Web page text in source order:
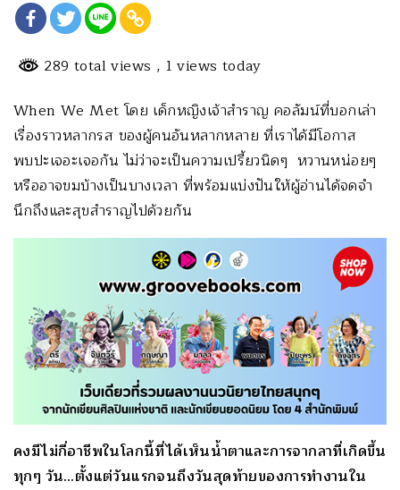
289 total views , 1 views today
When We Met โดย เด็กหญิงเจ้าสำราญ คอลัมน์ที่บอกเล่า
เรื่องราวหลากรส ของผู้คนอันหลากหลาย ที่เราได้มีโอกาส
พบปะเจอะเจอกัน ไม่ว่าจะเป็นความเปรี้ยวนิดๆ หวานหน่อยๆ
หรืออาจขมบ้างเป็นบางเวลา ที่พร้อมแบ่งปันให้ผู้อ่านได้จดจำ
นึกถึงและสุขสำราญไปด้วยกัน
คงมีไม่กี่อาชีพในโลกนี้ที่ได้เห็นน้ำตาและการจากลาที่เกิดขึ้น
ทุกๆ วัน…ตั้งแต่วันแรกจนถึงวันสุดท้ายของการทำงานใน